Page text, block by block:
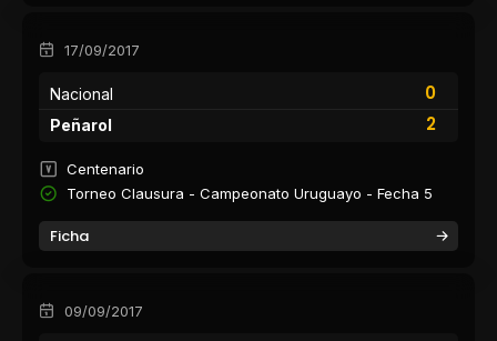
17/09/2017
Nacional
0
2
Peñarol
Centenario
Torneo Clausura - Campeonato Uruguayo - Fecha 5
Ficha
09/09/2017